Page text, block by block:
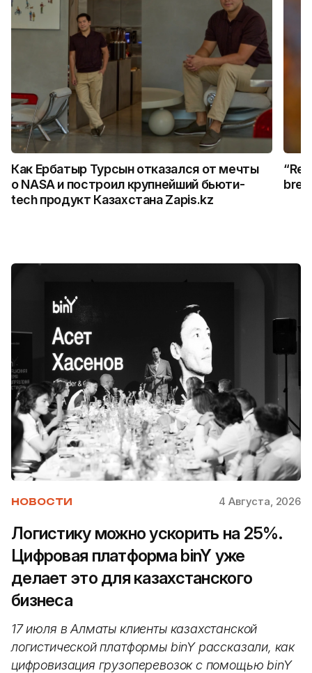
Как Ербатыр Турсын отказался от мечты
о NASA и построил крупнейший бьюти-
tech продукт Казахстана Zapis.kz
НОВОСТИ 4 Августа, 2026
Логистику можно ускорить на 25%.
Цифровая платформа binY уже
делает это для казахстанского
бизнеса
17 июля в Алматы клиенты казахстанской
логистической платформы binY рассказали, как
цифровизация грузоперевозок с помощью binY